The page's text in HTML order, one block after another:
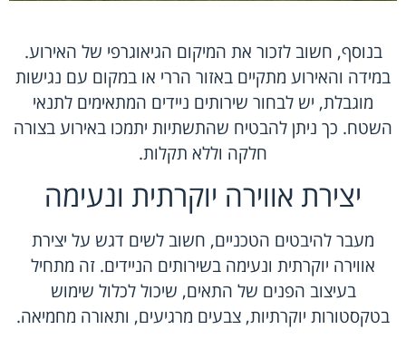
בנוסף, חשוב לזכור את המיקום הגיאוגרפי של האירוע.
במידה והאירוע מתקיים באזור הררי או במקום עם נגישות
מוגבלת, יש לבחור שירותים ניידים המתאימים לתנאי
השטח. כך ניתן להבטיח שהתשתיות יתמכו באירוע בצורה
חלקה וללא תקלות.
יצירת אווירה יוקרתית ונעימה
מעבר להיבטים הטכניים, חשוב לשים דגש על יצירת
אווירה יוקרתית ונעימה בשירותים הניידים. זה מתחיל
בעיצוב הפנים של התאים, שיכול לכלול שימוש
בטקסטורות יוקרתיות, צבעים מרגיעים, ותאורה מחמיאה.